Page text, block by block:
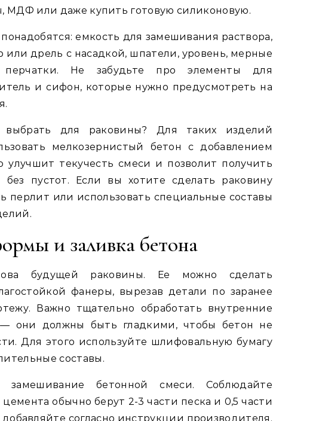
МДФ или даже купить готовую силиконовую.
емкость для замешивания раствора,
дрель с насадкой, шпатели, уровень, мерные
Не забудьте про элементы для
и сифон, которые нужно предусмотреть на
для раковины? Для таких изделий
мелкозернистый бетон с добавлением
улучшит текучесть смеси и позволит получить
без пустот. Если вы хотите сделать раковину
перлит или использовать специальные составы
и заливка бетона
будущей раковины. Ее можно сделать
фанеры, вырезав детали по заранее
Важно тщательно обработать внутренние
они должны быть гладкими, чтобы бетон не
Для этого используйте шлифовальную бумагу
составы.
бетонной смеси. Соблюдайте
обычно берут 2-3 части песка и 0,5 части
согласно инструкции производителя.